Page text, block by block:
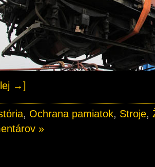
→]
, Ochrana pamiatok, Stroje,
»